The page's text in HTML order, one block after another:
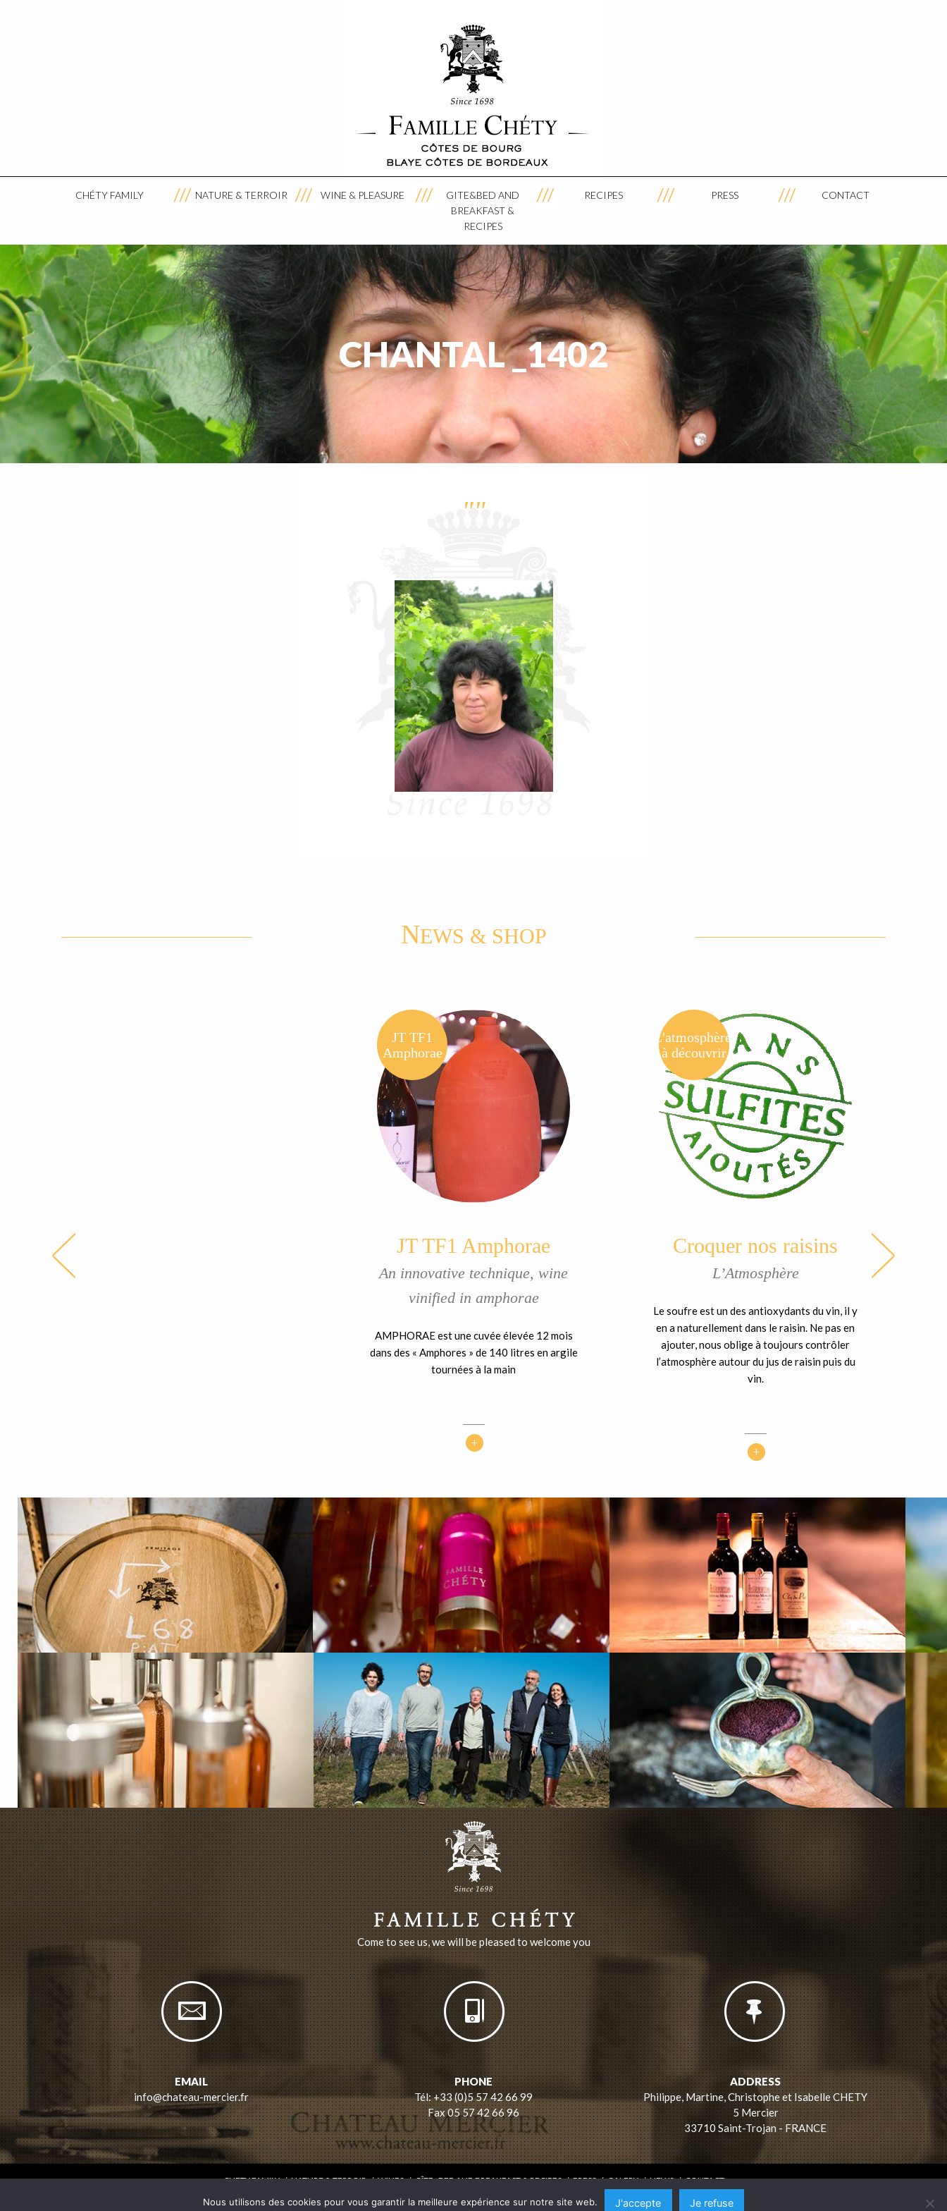
CHÉTY FAMILY NATURE & TERROIR WINE & PLEASURE
GITE&BED AND
BREAKFAST &
RECIPES
RECIPES PRESS CONTACT
CHANTAL _1402
""
NEWS & SHOP
JT TF1
Amphorae
JT TF1 Amphorae
An innovative technique, wine
vinified in amphorae
AMPHORAE est une cuvée élevée 12 mois
dans des « Amphores » de 140 litres en argile
tournées à la main
L'atmosphère,
à découvrir
Croquer nos raisins
L’Atmosphère
Le soufre est un des antioxydants du vin, il y
en a naturellement dans le raisin. Ne pas en
ajouter, nous oblige à toujours contrôler
l’atmosphère autour du jus de raisin puis du
vin.
Come to see us, we will be pleased to welcome you
EMAIL
info@chateau-mercier.fr
PHONE
Tél: +33 (0)5 57 42 66 99
Fax 05 57 42 66 96
ADDRESS
Philippe, Martine, Christophe et Isabelle CHETY
5 Mercier
33710 Saint-Trojan - FRANCE
CHETY FAMILY / NATURE & TERROIR / WINES / GÎTE , BED AND BREAKFAST & RECIPES / PRESS / GALERY / NEWS / CONTACT
LEGAL // © CHÂTEAU MERCIER // BONBAY CONSEIL
Nous utilisons des cookies pour vous garantir la meilleure expérience sur notre site web. J'accepte Je refuse